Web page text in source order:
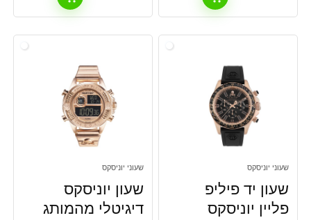
שעוני יוניסקס
שעון יד פיליפ
פליין יוניסקס
שעוני יוניסקס
שעון יוניסקס
דיגיטלי מהמותג